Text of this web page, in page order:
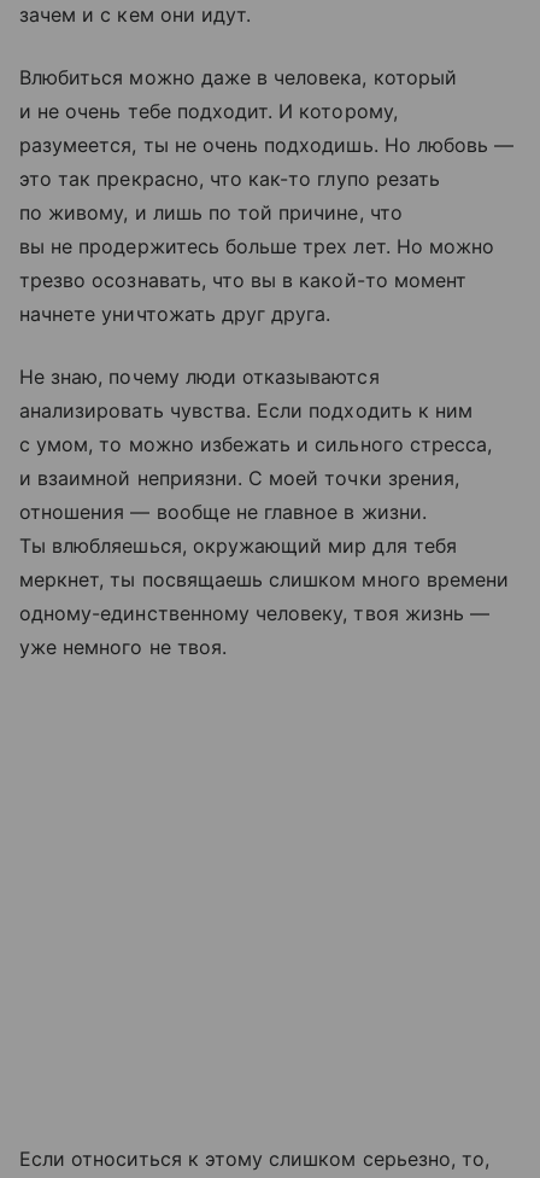
зачем и с кем они идут.
Влюбиться можно даже в человека, который
и не очень тебе подходит. И которому,
разумеется, ты не очень подходишь. Но любовь —
это так прекрасно, что как-то глупо резать
по живому, и лишь по той причине, что
вы не продержитесь больше трех лет. Но можно
трезво осознавать, что вы в какой-то момент
начнете уничтожать друг друга.
Не знаю, почему люди отказываются
анализировать чувства. Если подходить к ним
с умом, то можно избежать и сильного стресса,
и взаимной неприязни. С моей точки зрения,
отношения — вообще не главное в жизни.
Ты влюбляешься, окружающий мир для тебя
меркнет, ты посвящаешь слишком много времени
одному-единственному человеку, твоя жизнь —
уже немного не твоя.
Если относиться к этому слишком серьезно, то,